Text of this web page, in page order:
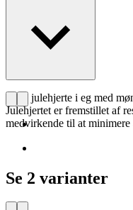
CHS julehjerte i eg med
Julehjertet er fremstillet af
medvirkende til at
Se 2 varianter